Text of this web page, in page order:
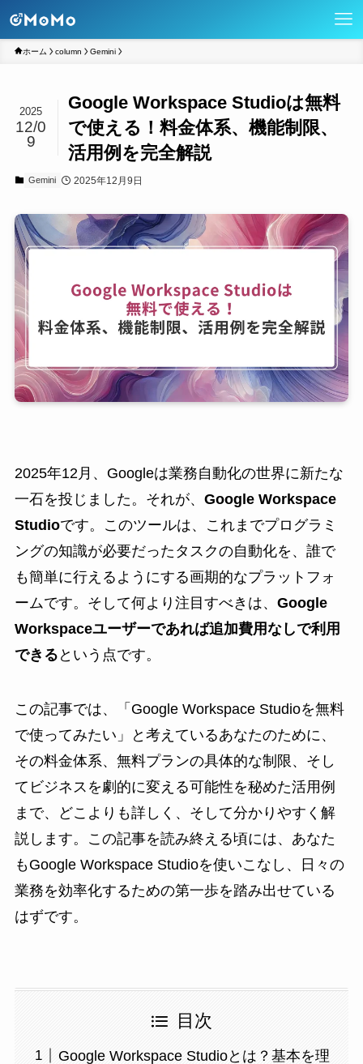
ホーム column Gemini
Google Workspace Studioは無料
で使える！料金体系、機能制限、
活用例を完全解説
2025
12/0
9
Gemini 2025年12月9日
2025年12月、Googleは業務自動化の世界に新たな
一石を投じました。それが、 Google Workspace
Studioです。このツールは、これまでプログラミ
ングの知識が必要だったタスクの自動化を、誰で
も簡単に行えるようにする画期的なプラットフォ
ームです。そして何より注目すべきは、 Google
Workspaceユーザーであれば追加費用なしで利用
できる という点です。
この記事では、「Google Workspace Studioを無料
で使ってみたい」と考えているあなたのために、
その料金体系、無料プランの具体的な制限、そし
てビジネスを劇的に変える可能性を秘めた活用例
まで、どこよりも詳しく、そして分かりやすく解
説します。この記事を読み終える頃には、あなた
もGoogle Workspace Studioを使いこなし、日々の
業務を効率化するための第一歩を踏み出せている
はずです。
目次
Google Workspace Studioとは？基本を理